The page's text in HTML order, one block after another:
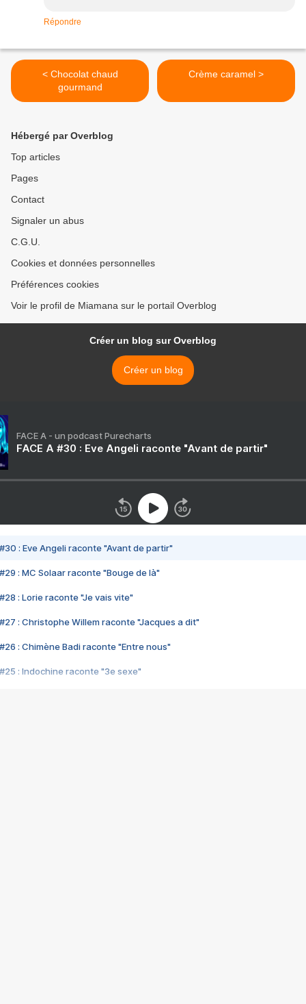
Répondre
< Chocolat chaud
gourmand
Crème caramel >
Hébergé par Overblog
Top articles
Pages
Contact
Signaler un abus
C.G.U.
Cookies et données personnelles
Préférences cookies
Voir le profil de Miamana sur le portail Overblog
Créer un blog sur Overblog
Créer un blog
FACE A - un podcast Purecharts
FACE A #30 : Eve Angeli raconte "Avant de partir"
#30 : Eve Angeli raconte "Avant de partir"
#29 : MC Solaar raconte "Bouge de là"
#28 : Lorie raconte "Je vais vite"
#27 : Christophe Willem raconte "Jacques a dit"
#26 : Chimène Badi raconte "Entre nous"
#25 : Indochine raconte "3e sexe"